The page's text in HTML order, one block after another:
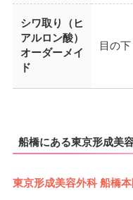
シワ取り（ヒ
アルロン酸）
オーダーメイ
ド
目の下
船橋にある東京形成美
東京形成美容外科 船橋